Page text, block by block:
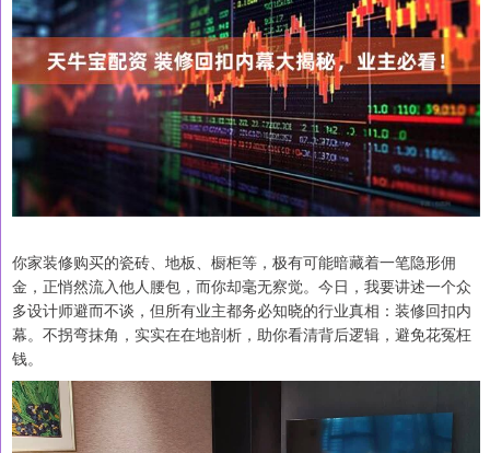
你家装修购买的瓷砖、地板、橱柜等，极有可能暗藏着一笔隐形佣
金，正悄然流入他人腰包，而你却毫无察觉。今日，我要讲述一个众
多设计师避而不谈，但所有业主都务必知晓的行业真相：装修回扣内
幕。不拐弯抹角，实实在在地剖析，助你看清背后逻辑，避免花冤枉
钱。